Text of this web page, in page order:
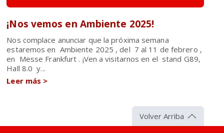
¡Nos vemos en Ambiente 2025!
Nos complace anunciar que la próxima semana
estaremos en Ambiente 2025 , del 7 al 11 de febrero ,
en Messe Frankfurt . ¡Ven a visitarnos en el stand G89,
Hall 8.0 y...
Leer más >
Volver Arriba